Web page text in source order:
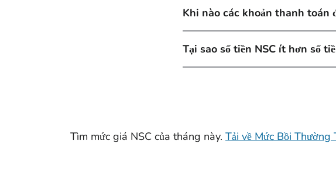
Khi nào các khoản thanh toán
Tại sao số tiền NSC ít hơn số
Tìm mức giá NSC của tháng này. Tải về Mức Bồi